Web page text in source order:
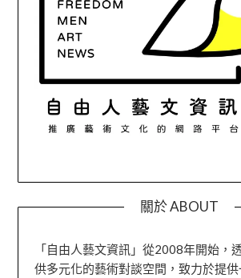
關於 ABOUT
「自由人藝文資訊」從2008年開始，
供多元化的藝術對談空間，致力於提